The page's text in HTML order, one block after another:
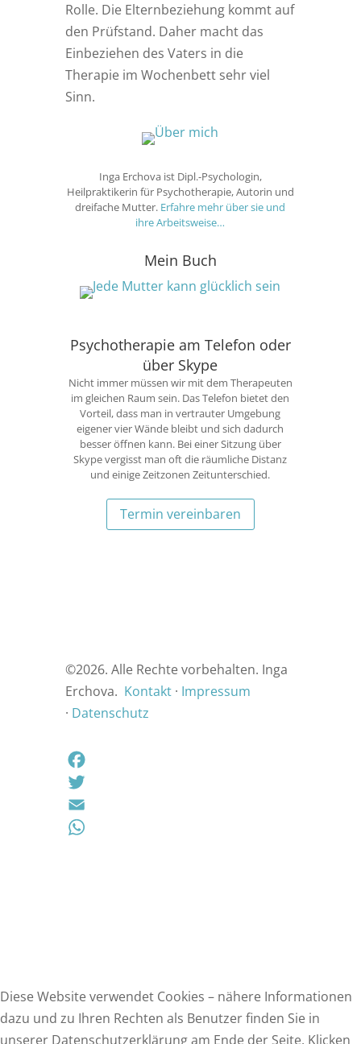
Rolle. Die Elternbeziehung kommt auf
den Prüfstand. Daher macht das
Einbeziehen des Vaters in die
Therapie im Wochenbett sehr viel
Sinn.
Inga Erchova ist Dipl.-Psychologin,
Heilpraktikerin für Psychotherapie, Autorin und
dreifache Mutter. Erfahre mehr über sie und
ihre Arbeitsweise…
Mein Buch
Psychotherapie am Telefon oder
über Skype
Nicht immer müssen wir mit dem Therapeuten
im gleichen Raum sein. Das Telefon bietet den
Vorteil, dass man in vertrauter Umgebung
eigener vier Wände bleibt und sich dadurch
besser öffnen kann. Bei einer Sitzung über
Skype vergisst man oft die räumliche Distanz
und einige Zeitzonen Zeitunterschied.
Termin vereinbaren
©2026. Alle Rechte vorbehalten. Inga
Erchova. Kontakt· Impressum
· Datenschutz
F
a
c
T
w
E
p
Diese Website verwendet Cookies – nähere Informationen
dazu und zu Ihren Rechten als Benutzer finden Sie in
unserer Datenschutzerklärung am Ende der Seite. Klicken